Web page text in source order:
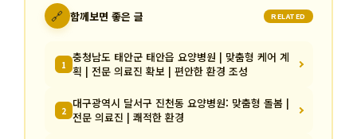
🔗 함께보면 좋은 글 RELATED
1 충청남도 태안군 태안읍 요양병원 | 맞춤형 케어 계
획 | 전문 의료진 확보 | 편안한 환경 조성
2 대구광역시 달서구 진천동 요양병원: 맞춤형 돌봄 |
전문 의료진 | 쾌적한 환경